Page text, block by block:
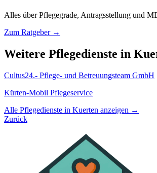
Alles über Pflegegrade, Antragsstellung und
Zum Ratgeber →
Weitere Pflegedienste in
Cultus24.- Pflege- und Betreuungsteam GmbH
Kürten-Mobil Pflegeservice
Alle Pflegedienste in Kuerten anzeigen →
Zurück